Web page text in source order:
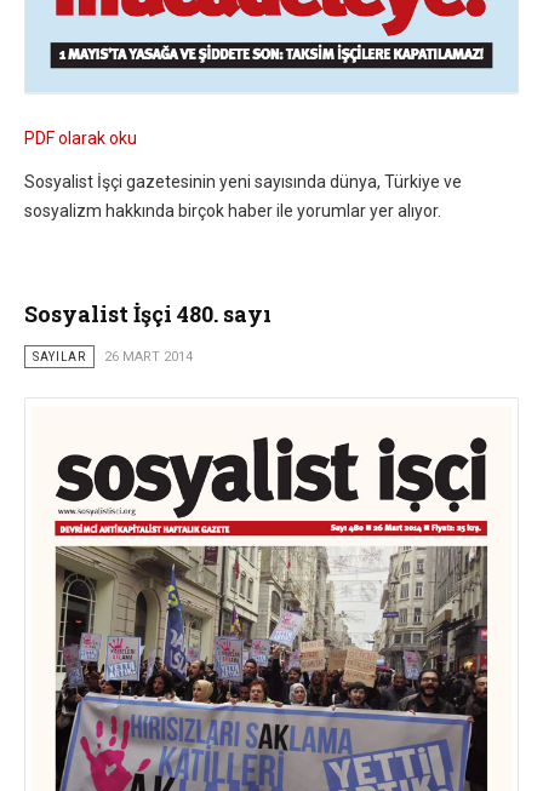
PDF olarak oku
Sosyalist İşçi gazetesinin yeni sayısında dünya, Türkiye ve
sosyalizm hakkında birçok haber ile yorumlar yer alıyor.
Sosyalist İşçi 480. sayı
SAYILAR 26 MART 2014